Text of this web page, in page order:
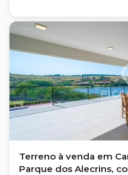
Terreno à venda em
Parque dos Alecrins,